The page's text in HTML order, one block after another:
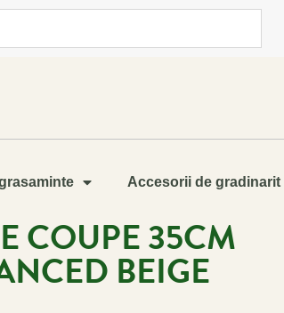
Accesorii de gradinarit
COUPE 35CM
BEIGE